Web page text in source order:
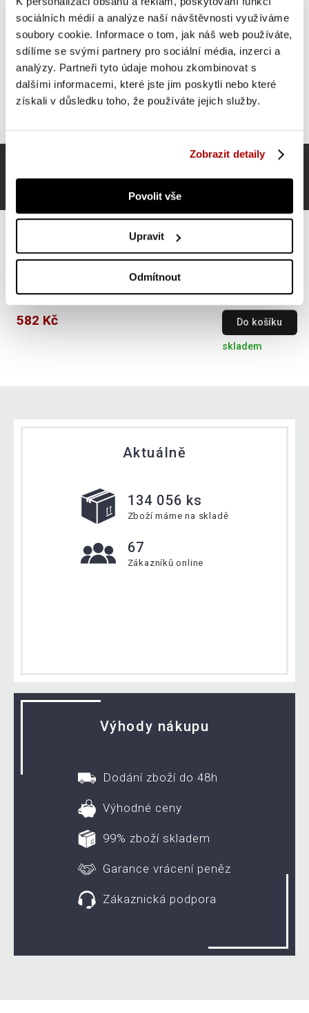
sociálních médií a analýze naší návštěvnosti využíváme
soubory cookie. Informace o tom, jak náš web používáte,
sdílíme se svými partnery pro sociální média, inzerci a
analýzy. Partneři tyto údaje mohou zkombinovat s
dalšími informacemi, které jste jim poskytli nebo které
získali v důsledku toho, že používáte jejich služby.
Zobrazit detaily
Povolit vše
Upravit
Odmítnout
Gorilla Sports Meditační polštář, barva písku
582 Kč Do košíku
skladem
Aktuálně
134 056 ks
Zboží máme na skladě
67
Zákazníků online
Výhody nákupu
Dodání zboží do 48h
Výhodné ceny
99% zboží skladem
Garance vrácení peněz
Zákaznická podpora